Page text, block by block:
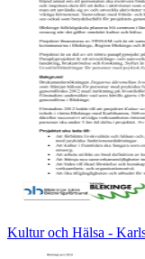
Kultur och Hälsa -